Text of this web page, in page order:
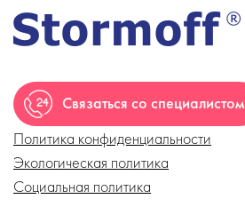
Связаться со специалистом
Политика конфиденциальности
Экологическая политика
Социальная политика